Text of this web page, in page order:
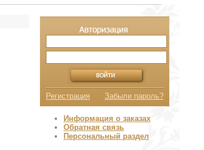
Регистрация Забыли пароль?
Информация о заказах
Обратная связь
Персональный раздел